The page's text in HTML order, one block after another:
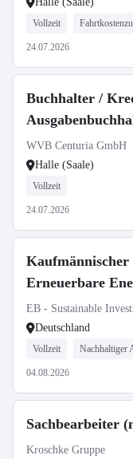
Vollzeit
24.07.2026
Buchhalter /
WVB Centuria GmbH
Halle (Saale)
Vollzeit
24.07.2026
Erneuerbare
EB - Sustainable
Deutschland
Vollzeit Nachhaltiger
04.08.2026
Sachbearbeiter
Kroschke Gruppe